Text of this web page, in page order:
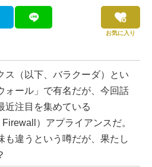
お気に入り
ス（以下、バラクーダ）とい
ォール」で有名だが、今回話
近注目を集めている
）アプライアンスだ。
も違うという噂だが、果たし